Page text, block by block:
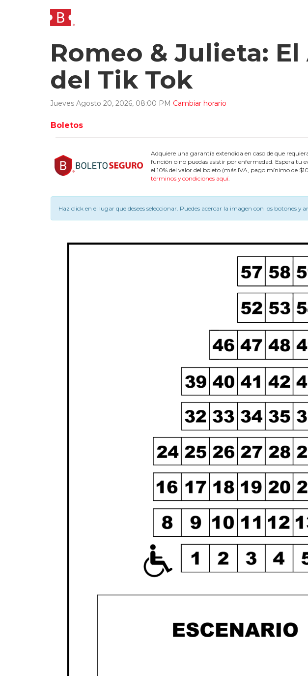
Romeo & Julieta:
del Tik Tok
Jueves Agosto 20, 2026, 08:00 PM Cambiar horario
Boletos
Adquiere una garantía extendida en caso de que
función o no puedas asistir por enfermedad. Espera tu
el 10% del valor del boleto (más IVA, pago mínimo de
términos y condiciones aquí.
Haz click en el lugar que desees seleccionar. Puedes acercar la imagen con los botones y